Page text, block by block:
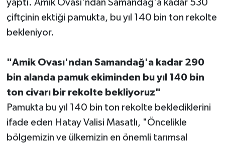
yaptı. Amik Ovası'ndan Samandağ'a kadar 530
çiftçinin ektiği pamukta, bu yıl 140 bin ton rekolte
bekleniyor.
"Amik Ovası'ndan Samandağ'a kadar 290
bin alanda pamuk ekiminden bu yıl 140 bin
ton civarı bir rekolte bekliyoruz"
Pamukta bu yıl 140 bin ton rekolte beklediklerini
ifade eden Hatay Valisi Masatlı, "Öncelikle
bölgemizin ve ülkemizin en önemli tarımsal